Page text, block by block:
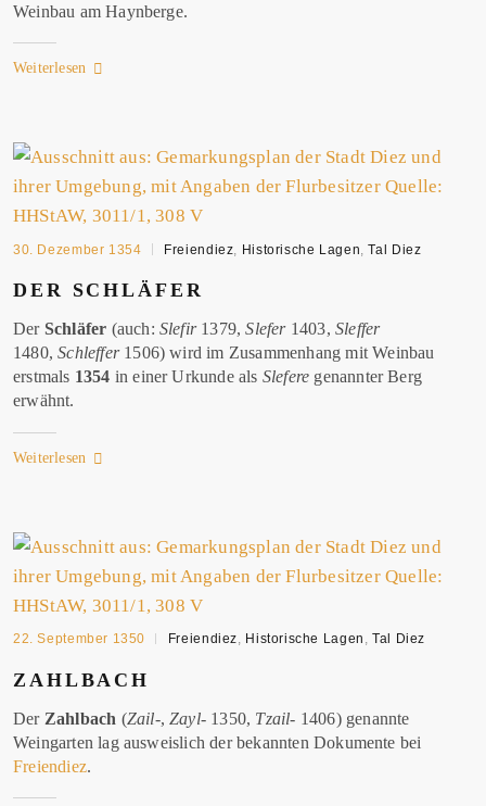
Weinbau am Haynberge.
Weiterlesen
30. Dezember 1354 Freiendiez Historische Lagen ,Tal Diez
DER SCHLÄFER
Der Schläfer (auch: Slefir1379,Slefer1403, Sleffer
1480,Schleffer1506) wird im Zusammenhang mit Weinbau
erstmals 1354 in einer Urkunde als Slefere genannter Berg
erwähnt.
Weiterlesen
22. September 1350 Freiendiez, Historische Lagen ,Tal Diez
ZAHLBACH
Der Zahlbach (Zail-,Zayl- 1350, Tzail- 1406) genannte
Weingarten lag ausweislich der bekannten Dokumente bei
Freiendiez.